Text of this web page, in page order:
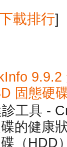
載排行]
9.9.2
固態硬
工具 -
的健康
（HDD